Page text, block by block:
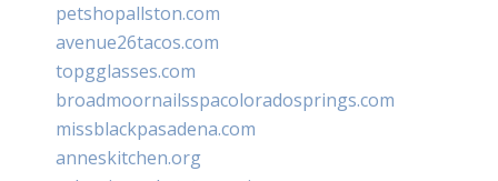
petshopallston.com
avenue26tacos.com
topgglasses.com
broadmoornailsspacoloradosprings.com
missblackpasadena.com
anneskitchen.org